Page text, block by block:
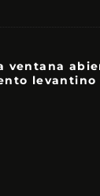
ventana
levantino